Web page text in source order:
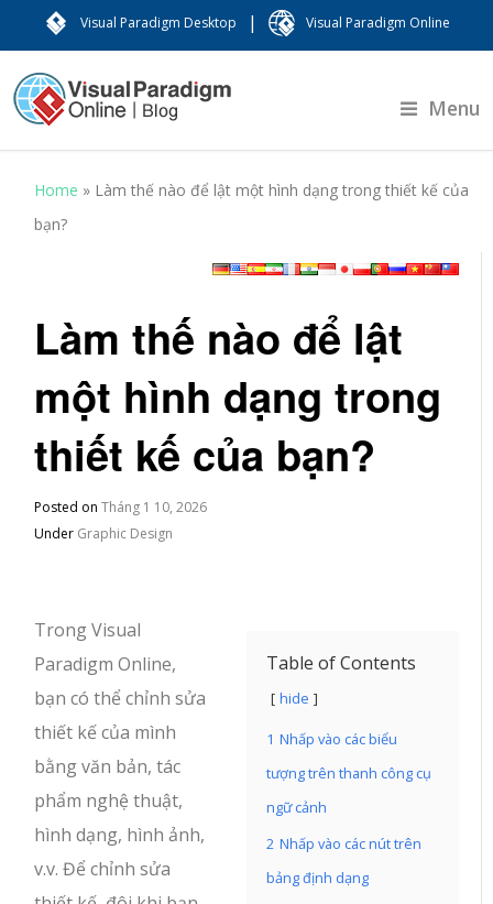
Visual Paradigm Desktop | Visual Paradigm Online
Menu
Home » Làm thế nào để lật một hình dạng trong thiết kế của
bạn?
Làm thế nào để lật
một hình dạng trong
thiết kế của bạn?
Posted onTháng 1 10, 2026
Under Graphic Design
Table of Contents
hide
1 Nhấp vào các biểu
tượng trên thanh công cụ
ngữ cảnh
2 Nhấp vào các nút trên
bảng định dạng
Trong Visual
Paradigm Online,
bạn có thể chỉnh sửa
thiết kế của mình
bằng văn bản, tác
phẩm nghệ thuật,
hình dạng, hình ảnh,
v.v. Để chỉnh sửa